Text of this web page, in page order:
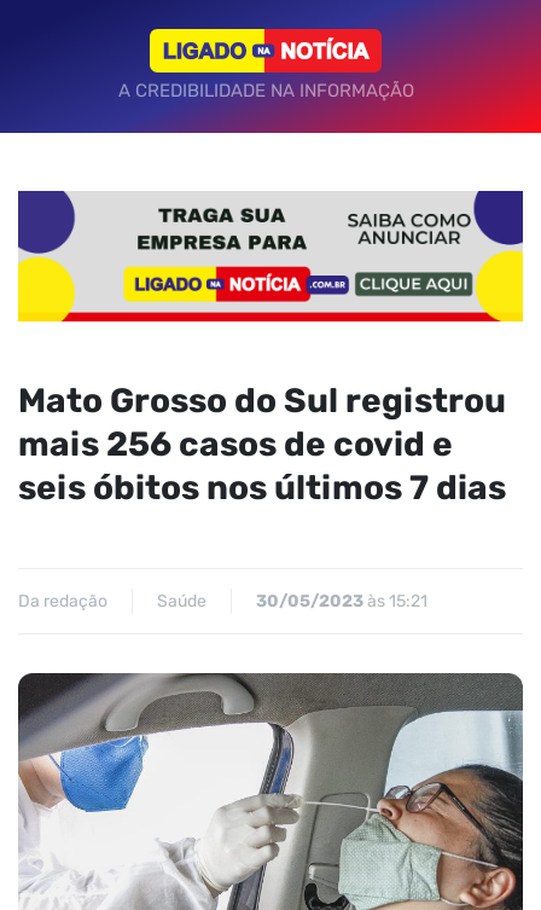
A CREDIBILIDADE NA INFORMAÇÃO
Mato Grosso do Sul registrou
mais 256 casos de covid e
seis óbitos nos últimos 7 dias
Da redação Saúde 30/05/2023às 15:21